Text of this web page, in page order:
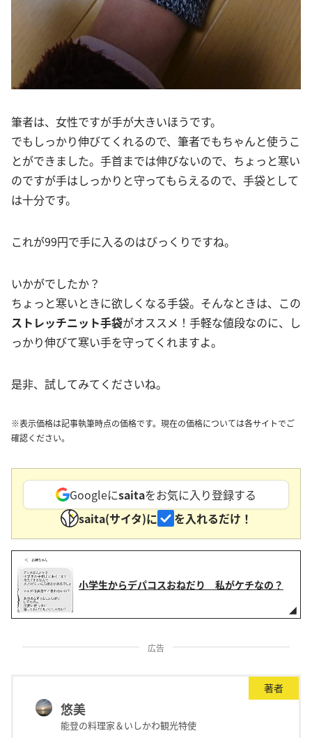
筆者は、女性ですが手が大きいほうです。
でもしっかり伸びてくれるので、筆者でもちゃんと使うこ
とができました。手首までは伸びないので、ちょっと寒い
のですが手はしっかりと守ってもらえるので、手袋として
は十分です。
これが99円で手に入るのはびっくりですね。
いかがでしたか？
ちょっと寒いときに欲しくなる手袋。そんなときは、この
ストレッチニット手袋がオススメ！手軽な値段なのに、し
っかり伸びて寒い手を守ってくれますよ。
是非、試してみてくださいね。
※表示価格は記事執筆時点の価格です。現在の価格については各サイトでご
確認ください。
Googleにsaitaをお気に入り登録する
saita(サイタ)に
を入れるだけ！
小学生からデパコスおねだり 私がケチなの？
広告
著者
悠美
能登の料理家＆いしかわ観光特使